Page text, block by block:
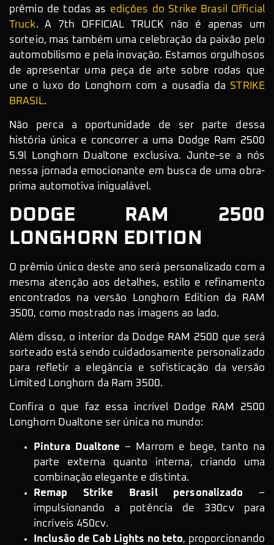
prêmio de todas as edições do Strike Brasil Official
Truck. A 7th OFFICIAL TRUCK não é apenas um
sorteio, mas também uma celebração da paixão pelo
automobilismo e pela inovação. Estamos orgulhosos
de apresentar uma peça de arte sobre rodas que
une o luxo do Longhorn com a ousadia da STRIKE
BRASIL.
Não perca a oportunidade de ser parte dessa
história única e concorrer a uma Dodge Ram 2500
5.9l Longhorn Dualtone exclusiva. Junte-se a nós
nessa jornada emocionante em busca de uma obra-
prima automotiva inigualável.
DODGE RAM 2500
LONGHORN EDITION
O prêmio único deste ano será personalizado com a
mesma atenção aos detalhes, estilo e refinamento
encontrados na versão Longhorn Edition da RAM
3500, como mostrado nas imagens ao lado.
Além disso, o interior da Dodge RAM 2500 que será
sorteado está sendo cuidadosamente personalizado
para refletir a elegância e sofisticação da versão
Limited Longhorn da Ram 3500.
Confira o que faz essa incrível Dodge RAM 2500
Longhorn Dualtone ser única no mundo:
Pintura Dualtone– Marrom e bege, tanto na
parte externa quanto interna, criando uma
combinação elegante e distinta.
Remap Strike Brasil personalizado –
impulsionando a potência de 330cv para
incríveis 450cv.
Inclusão de Cab Lights no teto, proporcionando